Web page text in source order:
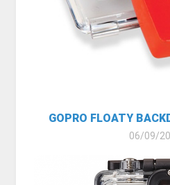
GOPRO FLOATY
06/09/